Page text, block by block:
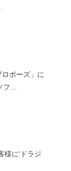
ポーズ」に
フ…
様に‘ドラジ